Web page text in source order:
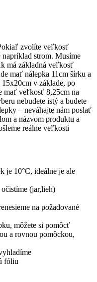
zvolíte veľkosť
strom. Musíme
má základná veľkosť
mať nálepka 11cm šírku a
v základe, po
mať veľkosť 8,25cm na
nebudete istý a budete
– neváhajte nám poslať
a názvom produktu a
reálne veľkosti
je 10°C, ideálne je ale
(jar,lieh)
na požadované
môžete si pomôcť
a rovnou pomôckou,
fóliu